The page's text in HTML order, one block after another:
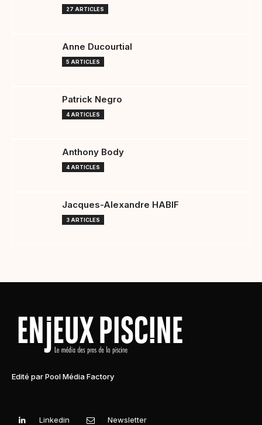
27 ARTICLES
Anne Ducourtial
5 ARTICLES
Patrick Negro
4 ARTICLES
Anthony Body
4 ARTICLES
Jacques-Alexandre HABIF
3 ARTICLES
Edité par Pool Média Factory
Linkedin Newsletter